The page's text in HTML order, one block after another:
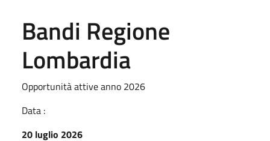
Bandi Regione
Lombardia
Opportunità attive anno 2026
Data :
20 luglio 2026